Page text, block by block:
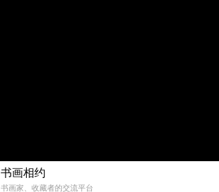
书画相约
书画家、收藏者的交流平台